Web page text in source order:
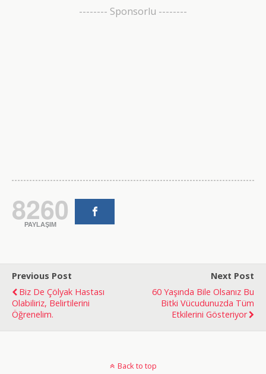
-------- Sponsorlu --------
8260
PAYLAŞIM
Previous Post
Biz De Çölyak Hastası
Olabiliriz, Belirtilerini
Öğrenelim.
Next Post
60 Yaşında Bile Olsanız Bu
Bitki Vücudunuzda Tüm
Etkilerini Gösteriyor
Back to top